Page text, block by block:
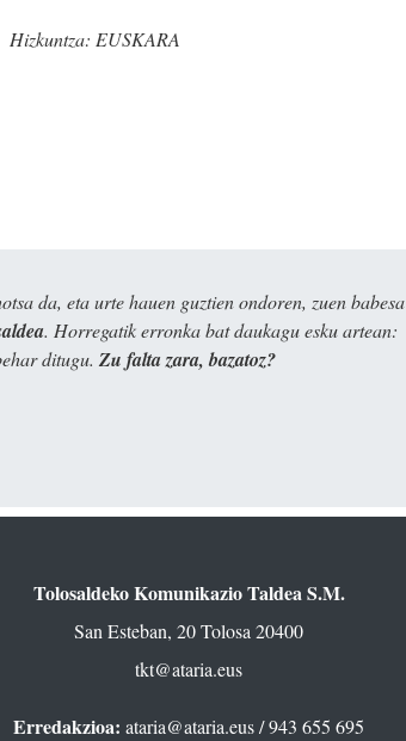
Hizkuntza: EUSKARA
da, eta urte hauen guztien ondoren, zuen babesa
. Horregatik erronka bat daukagu esku artean:
ditugu. Zu falta zara, bazatoz?
Tolosaldeko Komunikazio Taldea S.M.
San Esteban, 20 Tolosa 20400
tkt@ataria.eus
Erredakzioa: ataria@ataria.eus/ 943 655 695